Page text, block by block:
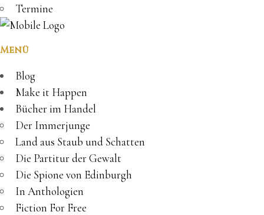
Termine
Menü
Blog
Make it Happen
Bücher im Handel
Der Immerjunge
Land aus Staub und Schatten
Die Partitur der Gewalt
Die Spione von Edinburgh
In Anthologien
Fiction For Free